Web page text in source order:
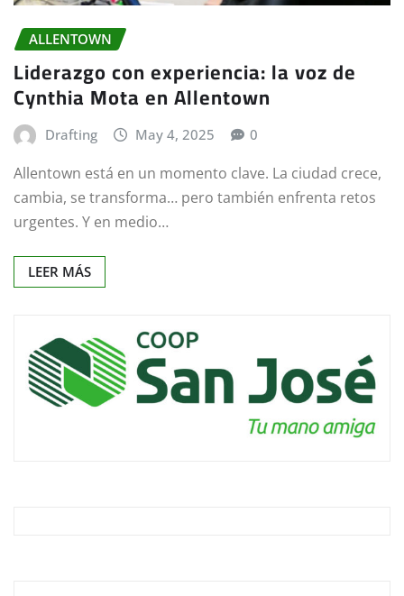
ALLENTOWN
Liderazgo con experiencia: la voz de
Cynthia Mota en Allentown
Drafting May 4, 2025 0
Allentown está en un momento clave. La ciudad crece,
cambia, se transforma… pero también enfrenta retos
urgentes. Y en medio…
LEER MÁS